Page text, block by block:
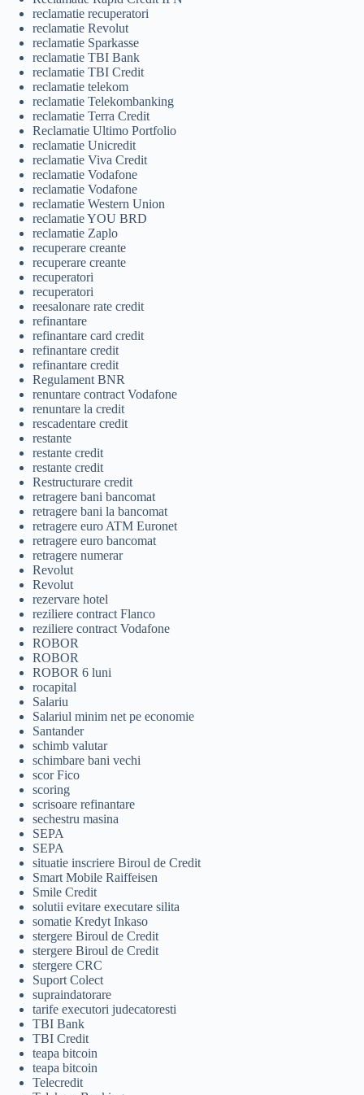
reclamatie recuperatori
reclamatie Revolut
reclamatie Sparkasse
reclamatie TBI Bank
reclamatie TBI Credit
reclamatie telekom
reclamatie Telekombanking
reclamatie Terra Credit
Reclamatie Ultimo Portfolio
reclamatie Unicredit
reclamatie Viva Credit
reclamatie Vodafone
reclamatie Vodafone
reclamatie Western Union
reclamatie YOU BRD
reclamatie Zaplo
recuperare creante
recuperare creante
recuperatori
recuperatori
reesalonare rate credit
refinantare
refinantare card credit
refinantare credit
refinantare credit
Regulament BNR
renuntare contract Vodafone
renuntare la credit
rescadentare credit
restante
restante credit
restante credit
Restructurare credit
retragere bani bancomat
retragere bani la bancomat
retragere euro ATM Euronet
retragere euro bancomat
retragere numerar
Revolut
Revolut
rezervare hotel
reziliere contract Flanco
reziliere contract Vodafone
ROBOR
ROBOR
ROBOR 6 luni
rocapital
Salariu
Salariul minim net pe economie
Santander
schimb valutar
schimbare bani vechi
scor Fico
scoring
scrisoare refinantare
sechestru masina
SEPA
SEPA
situatie inscriere Biroul de Credit
Smart Mobile Raiffeisen
Smile Credit
solutii evitare executare silita
somatie Kredyt Inkaso
stergere Biroul de Credit
stergere Biroul de Credit
stergere CRC
Suport Colect
supraindatorare
tarife executori judecatoresti
TBI Bank
TBI Credit
teapa bitcoin
teapa bitcoin
Telecredit